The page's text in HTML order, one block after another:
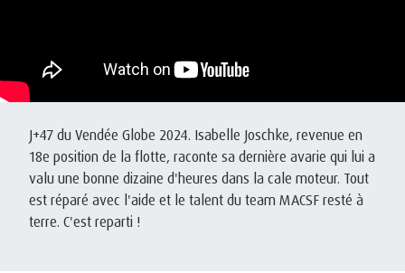
J+47 du Vendée Globe 2024. Isabelle Joschke, revenue en
18e position de la flotte, raconte sa dernière avarie qui lui a
valu une bonne dizaine d'heures dans la cale moteur. Tout
est réparé avec l'aide et le talent du team MACSF resté à
terre. C'est reparti !